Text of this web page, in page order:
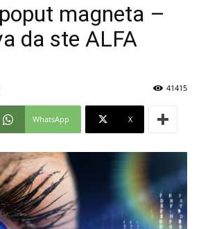
magneta –
da ste ALFA
41415
WhatsApp X